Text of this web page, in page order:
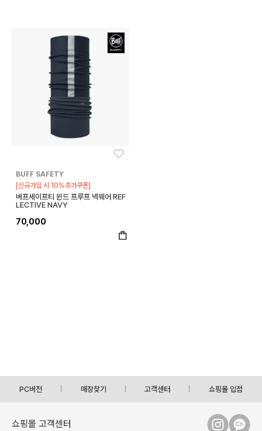
BUFF SAFETY
[신규가입 시 10%추가쿠폰]
버프세이프티 윈드 프루프 넥웨어 REF
LECTIVE NAVY
70,000
PC버전 매장찾기 고객센터 쇼핑몰 입점
쇼핑몰 고객센터